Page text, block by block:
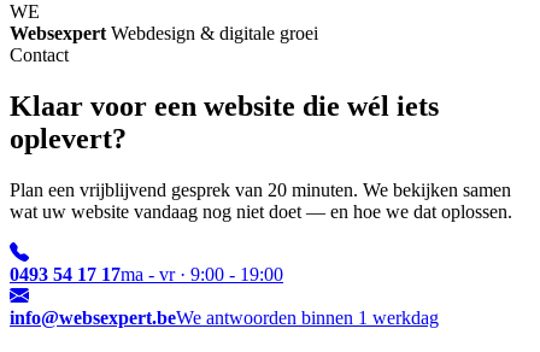
WE
Websexpert Webdesign & digitale groei
Contact
Klaar voor een website die wél iets
oplevert?
Plan een vrijblijvend gesprek van 20 minuten. We bekijken samen
wat uw website vandaag nog niet doet — en hoe we dat oplossen.
0493 54 17 17ma - vr · 9:00 - 19:00
info@websexpert.beWe antwoorden binnen 1 werkdag